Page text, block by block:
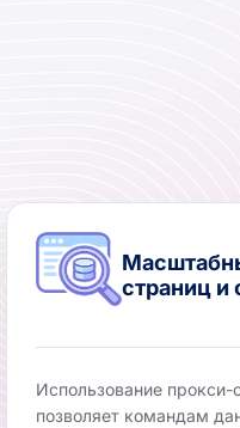
страниц и
Использование
позволяет командам